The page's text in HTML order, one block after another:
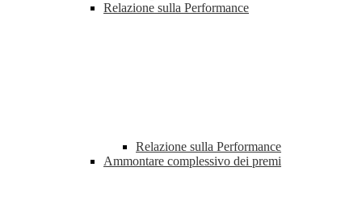
Relazione sulla Performance
Relazione sulla Performance
Ammontare complessivo dei premi